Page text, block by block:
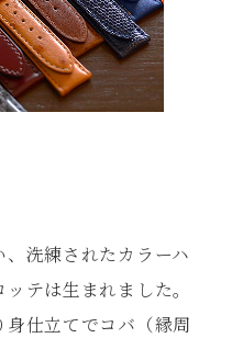
、洗練されたカラーハ
テは⽣まれました。
仕⽴てでコバ（縁周